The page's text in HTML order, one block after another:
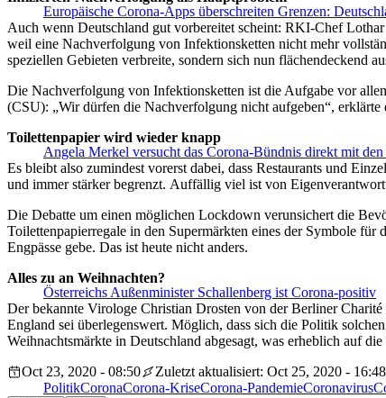
Europäische Corona-Apps überschreiten Grenzen:
Auch wenn Deutschland gut vorbereitet scheint: RKI-Chef
weil eine Nachverfolgung von Infektionsketten nicht mehr
speziellen Gebieten verbreite, sondern sich nun flächendeckend
Die Nachverfolgung von Infektionsketten ist die Aufgabe vor
(CSU): „Wir dürfen die Nachverfolgung nicht aufgeben“,
Angela Merkel versucht das Corona-Bündnis direkt mit
Toilettenpapier wird wieder knapp
Es bleibt also zumindest vorerst dabei, dass Restaurants und
und immer stärker begrenzt. Auffällig viel ist von
Die Debatte um einen möglichen Lockdown verunsichert die
Toilettenpapierregale in den Supermärkten eines der Symbole
Engpässe gebe. Das ist heute nicht anders.
Österreichs Außenminister Schallenberg ist Corona-positiv
Alles zu an Weihnachten?
Der bekannte Virologe Christian Drosten von der Berliner
England sei überlegenswert. Möglich, dass sich die Politik
Weihnachtsmärkte in Deutschland abgesagt, was erheblich auf
Oct 23, 2020 - 08:50
Zuletzt aktualisiert: Oct 25, 2020 - 16:48
PolitikCoronaCorona-KriseCorona-PandemieCoronavirus